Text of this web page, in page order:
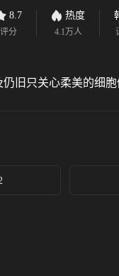
8.7
评分
热度
4.1万人
旧只关心柔美的细